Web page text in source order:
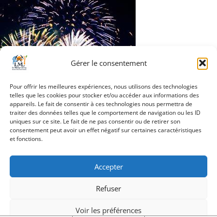
Gérer le consentement
Pour offrir les meilleures expériences, nous utilisons des technologies
telles que les cookies pour stocker et/ou accéder aux informations des
appareils. Le fait de consentir à ces technologies nous permettra de
traiter des données telles que le comportement de navigation ou les ID
uniques sur ce site. Le fait de ne pas consentir ou de retirer son
consentement peut avoir un effet négatif sur certaines caractéristiques
et fonctions.
Accepter
Refuser
Voir les préférences
Navigation
de
Vignette_Feu-artifice
Création Androme Informatique